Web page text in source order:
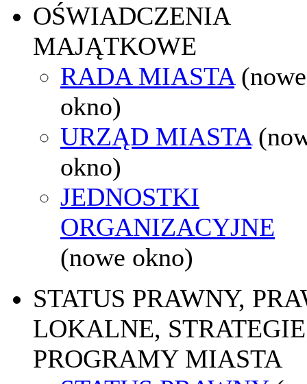
OŚWIADCZENIA
MAJĄTKOWE
RADA MIASTA (nowe
okno)
URZĄD MIASTA
okno)
JEDNOSTKI
ORGANIZACYJNE
(nowe okno)
STATUS PRAWNY,
LOKALNE,
PROGRAMY MIASTA